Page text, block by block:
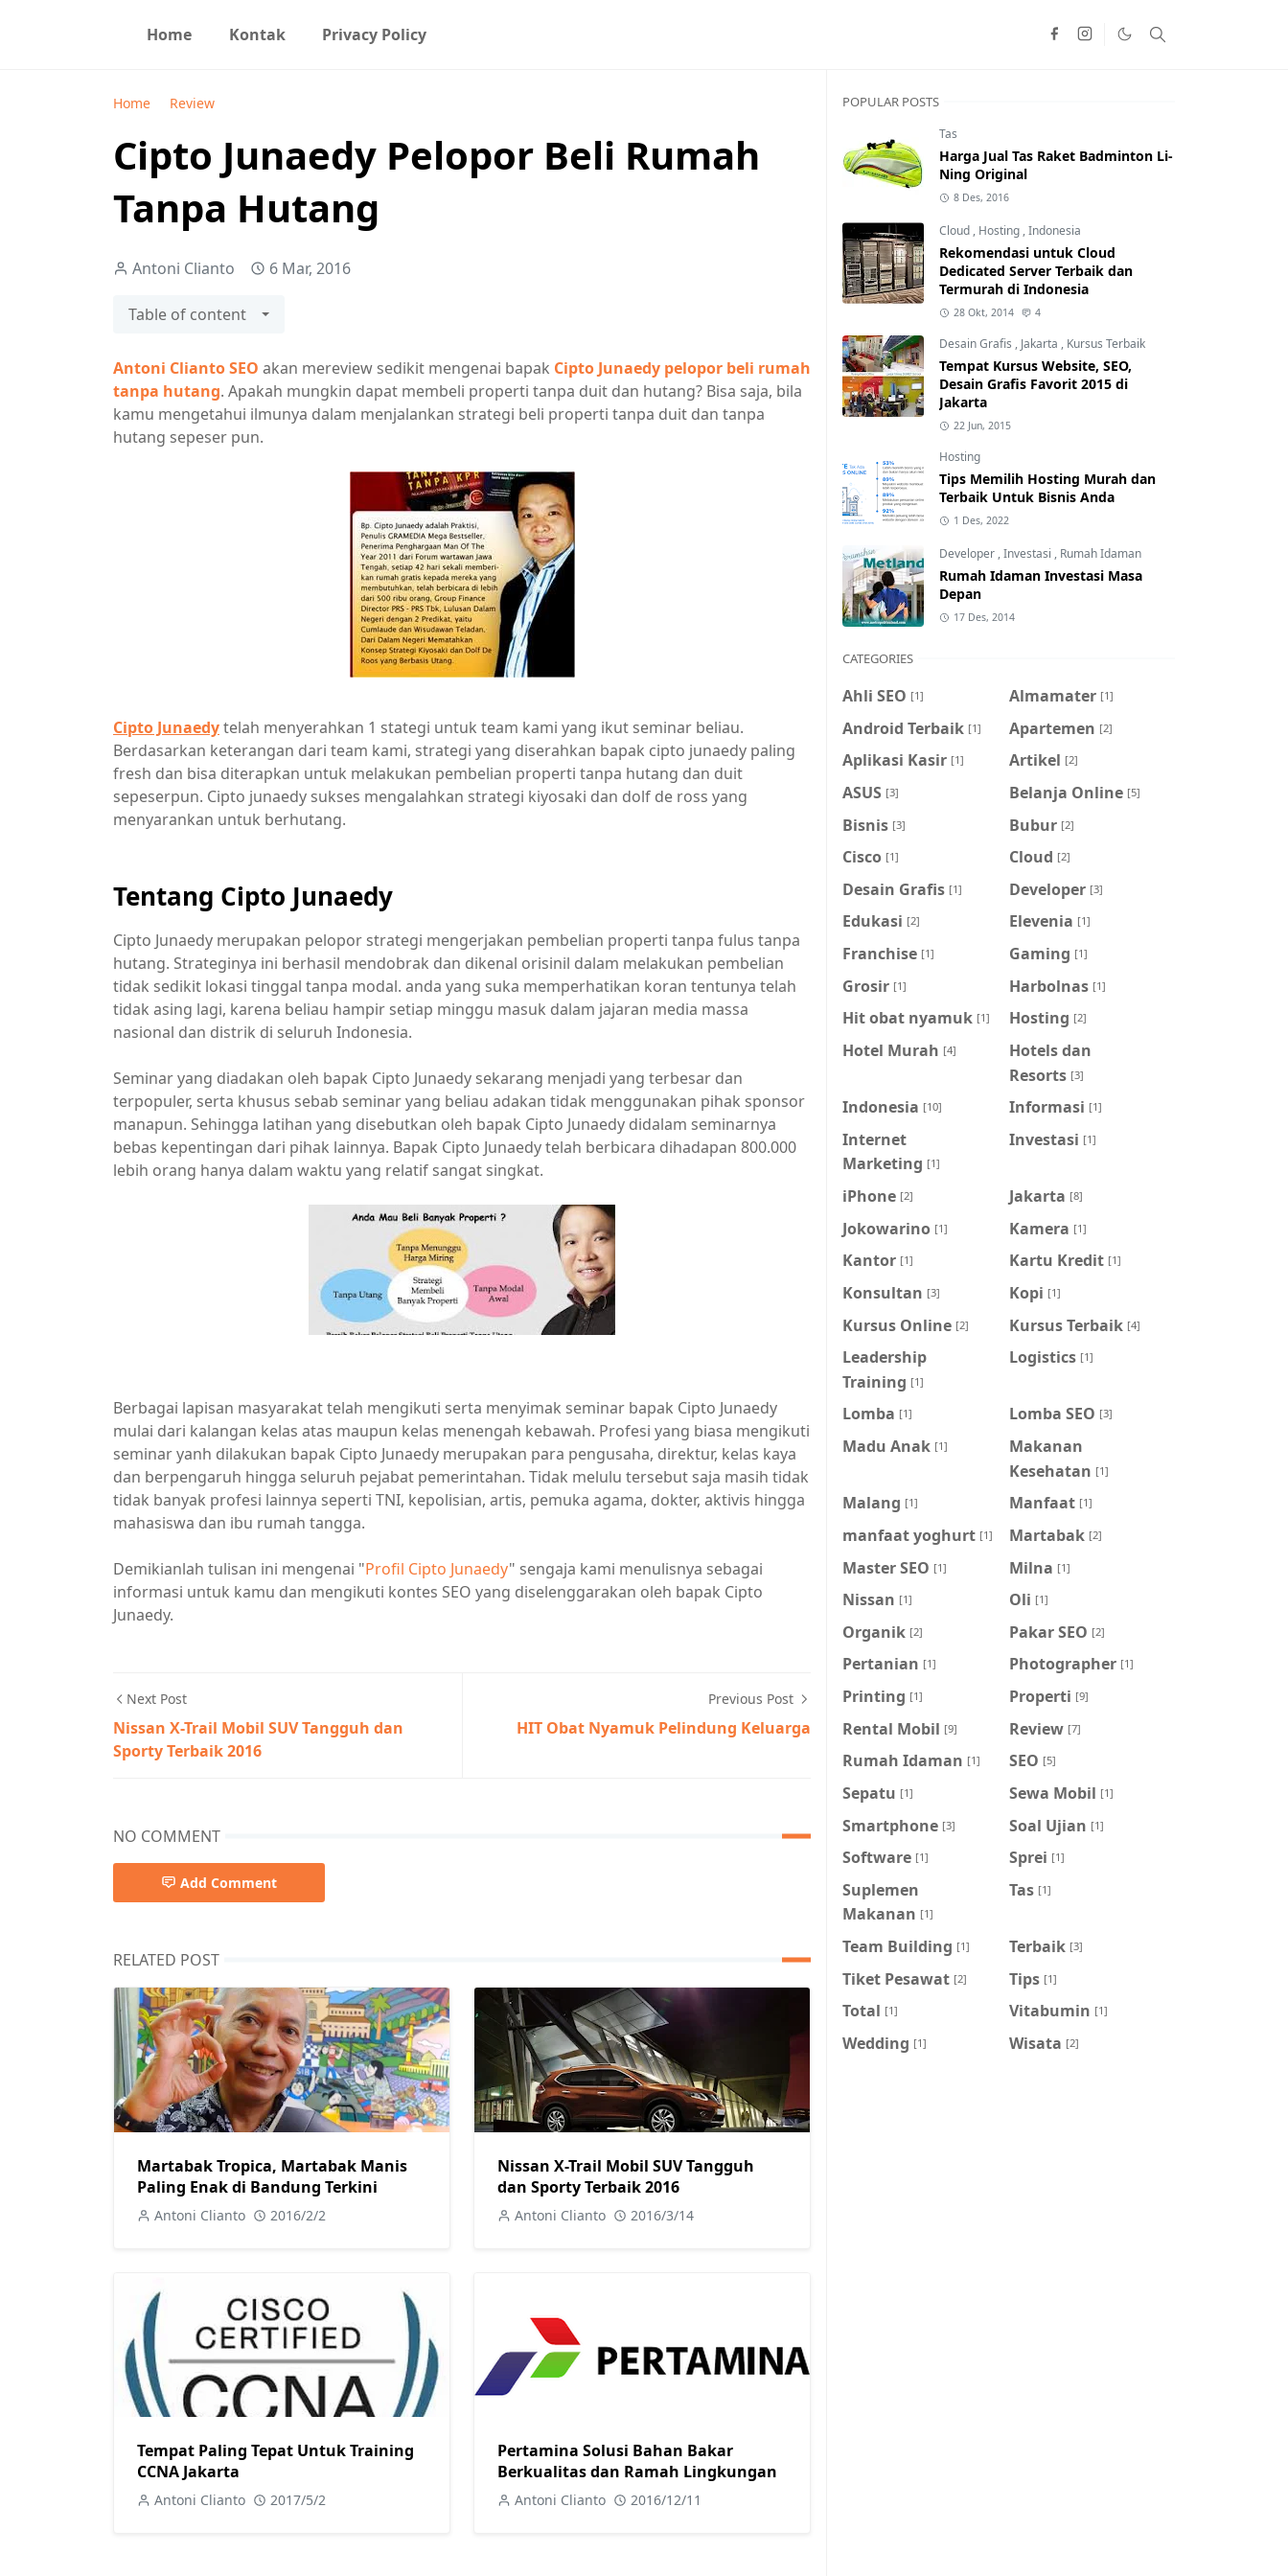
Home Kontak Privacy Policy
Home Review
Cipto Junaedy Pelopor Beli Rumah
Tanpa Hutang
Antoni Clianto 6 Mar, 2016
Table of content
Antoni Clianto SEO akan mereview sedikit mengenai bapak Cipto Junaedy pelopor beli rumah
tanpa hutang. Apakah mungkin dapat membeli properti tanpa duit dan hutang? Bisa saja, bila
kamu mengetahui ilmunya dalam menjalankan strategi beli properti tanpa duit dan tanpa
hutang sepeser pun.
Cipto Junaedytelah menyerahkan 1 stategi untuk team kami yang ikut seminar beliau.
Berdasarkan keterangan dari team kami, strategi yang diserahkan bapak cipto junaedy paling
fresh dan bisa diterapkan untuk melakukan pembelian properti tanpa hutang dan duit
sepeserpun. Cipto junaedy sukses mengalahkan strategi kiyosaki dan dolf de ross yang
menyarankan untuk berhutang.
Tentang Cipto Junaedy
Cipto Junaedy merupakan pelopor strategi mengerjakan pembelian properti tanpa fulus tanpa
hutang. Strateginya ini berhasil mendobrak dan dikenal orisinil dalam melakukan pembelian
tidak sedikit lokasi tinggal tanpa modal. anda yang suka memperhatikan koran tentunya telah
tidak asing lagi, karena beliau hampir setiap minggu masuk dalam jajaran media massa
nasional dan distrik di seluruh Indonesia.
Seminar yang diadakan oleh bapak Cipto Junaedy sekarang menjadi yang terbesar dan
terpopuler, serta khusus sebab seminar yang beliau adakan tidak menggunakan pihak sponsor
manapun. Sehingga latihan yang disebutkan oleh bapak Cipto Junaedy didalam seminarnya
bebas kepentingan dari pihak lainnya. Bapak Cipto Junaedy telah berbicara dihadapan 800.000
lebih orang hanya dalam waktu yang relatif sangat singkat.
Berbagai lapisan masyarakat telah mengikuti serta menyimak seminar bapak Cipto Junaedy
mulai dari kalangan kelas atas maupun kelas menengah kebawah. Profesi yang biasa mengikuti
seminar yanh dilakukan bapak Cipto Junaedy merupakan para pengusaha, direktur, kelas kaya
dan berpengaruh hingga seluruh pejabat pemerintahan. Tidak melulu tersebut saja masih tidak
tidak banyak profesi lainnya seperti TNI, kepolisian, artis, pemuka agama, dokter, aktivis hingga
mahasiswa dan ibu rumah tangga.
Demikianlah tulisan ini mengenai "Profil Cipto Junaedy" sengaja kami menulisnya sebagai
informasi untuk kamu dan mengikuti kontes SEO yang diselenggarakan oleh bapak Cipto
Junaedy.
Next Post
Nissan X-Trail Mobil SUV Tangguh dan
Sporty Terbaik 2016
Previous Post
HIT Obat Nyamuk Pelindung Keluarga
NO COMMENT
Add Comment
RELATED POST
Martabak Tropica, Martabak Manis
Paling Enak di Bandung Terkini
Antoni Clianto 2016/2/2
Nissan X-Trail Mobil SUV Tangguh
dan Sporty Terbaik 2016
Antoni Clianto 2016/3/14
Tempat Paling Tepat Untuk Training
CCNA Jakarta
Antoni Clianto 2017/5/2
Pertamina Solusi Bahan Bakar
Berkualitas dan Ramah Lingkungan
Antoni Clianto 2016/12/11
POPULAR POSTS
Tas
Harga Jual Tas Raket Badminton Li-
Ning Original
8 Des, 2016
Cloud , Hosting ,Indonesia
Rekomendasi untuk Cloud
Dedicated Server Terbaik dan
Termurah di Indonesia
28 Okt, 2014 4
Desain Grafis , Jakarta , Kursus Terbaik
Tempat Kursus Website, SEO,
Desain Grafis Favorit 2015 di
Jakarta
22 Jun, 2015
Hosting
Tips Memilih Hosting Murah dan
Terbaik Untuk Bisnis Anda
1 Des, 2022
Developer ,Investasi , Rumah Idaman
Rumah Idaman Investasi Masa
Depan
17 Des, 2014
CATEGORIES
Ahli SEO [1] Almamater [1]
Android Terbaik [1] Apartemen [2]
Aplikasi Kasir [1] Artikel [2]
ASUS [3] Belanja Online [5]
Bisnis [3] Bubur [2]
Cisco [1] Cloud [2]
Desain Grafis [1] Developer [3]
Edukasi [2] Elevenia [1]
Franchise [1] Gaming [1]
Grosir [1] Harbolnas [1]
Hit obat nyamuk [1] Hosting [2]
Hotel Murah [4]
Hotels dan
Resorts [3]
Indonesia [10] Informasi [1]
Internet
Marketing [1]
Investasi [1]
iPhone [2] Jakarta [8]
Jokowarino [1] Kamera [1]
Kantor [1] Kartu Kredit [1]
Konsultan [3] Kopi [1]
Kursus Online [2] Kursus Terbaik [4]
Leadership
Training [1]
Logistics [1]
Lomba [1] Lomba SEO [3]
Madu Anak [1]
Makanan
Kesehatan [1]
Malang [1] Manfaat [1]
manfaat yoghurt [1] Martabak [2]
Master SEO [1] Milna [1]
Nissan [1] Oli [1]
Organik [2] Pakar SEO [2]
Pertanian [1] Photographer [1]
Printing [1] Properti [9]
Rental Mobil [9] Review [7]
Rumah Idaman [1] SEO [5]
Sepatu [1] Sewa Mobil [1]
Smartphone [3] Soal Ujian [1]
Software [1] Sprei [1]
Suplemen
Makanan [1]
Tas [1]
Team Building [1] Terbaik [3]
Tiket Pesawat [2] Tips [1]
Total [1] Vitabumin [1]
Wedding [1] Wisata [2]